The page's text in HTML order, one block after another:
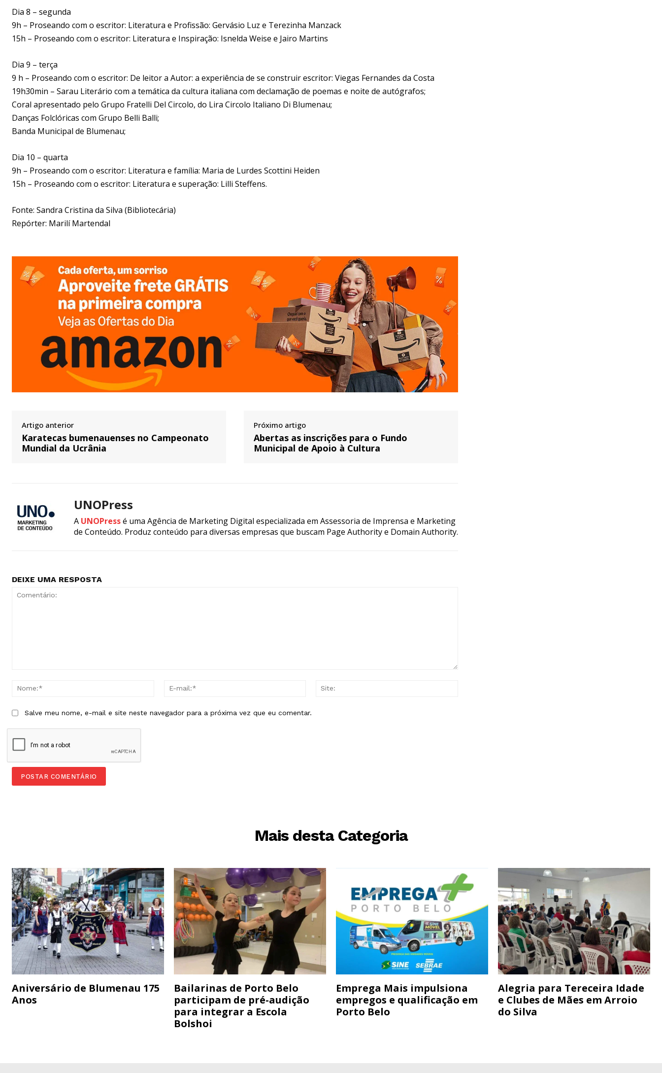
Dia 8 – segunda
9h – Proseando com o escritor: Literatura e Profissão: Gervásio Luz e Terezinha Manzack
15h – Proseando com o escritor: Literatura e Inspiração: Isnelda Weise e Jairo Martins
Dia 9 – terça
9 h – Proseando com o escritor: De leitor a Autor: a experiência de se construir escritor: Viegas Fernandes da Costa
19h30min – Sarau Literário com a temática da cultura italiana com declamação de poemas e noite de autógrafos;
Coral apresentado pelo Grupo Fratelli Del Circolo, do Lira Circolo Italiano Di Blumenau;
Danças Folclóricas com Grupo Belli Balli;
Banda Municipal de Blumenau;
Dia 10 – quarta
9h – Proseando com o escritor: Literatura e família: Maria de Lurdes Scottini Heiden
15h – Proseando com o escritor: Literatura e superação: Lilli Steffens.
Fonte: Sandra Cristina da Silva (Bibliotecária)
Repórter: Marilí Martendal
Artigo anterior
Karatecas bumenauenses no Campeonato
Mundial da Ucrânia
Próximo artigo
Abertas as inscrições para o Fundo
Municipal de Apoio à Cultura
UNOPress
A UNOPressé uma Agência de Marketing Digital especializada em Assessoria de Imprensa e Marketing
de Conteúdo. Produz conteúdo para diversas empresas que buscam Page Authority e Domain Authority.
DEIXE UMA RESPOSTA
Nome:*
Salve meu nome, e-mail e site neste navegador para a próxima vez que eu comentar.
Mais desta Categoria
Aniversário de Blumenau 175
Anos
Bailarinas de Porto Belo
participam de pré-audição
para integrar a Escola
Bolshoi
Emprega Mais impulsiona
empregos e qualificação em
Porto Belo
Alegria para Tereceira Idade
e Clubes de Mães em Arroio
do Silva